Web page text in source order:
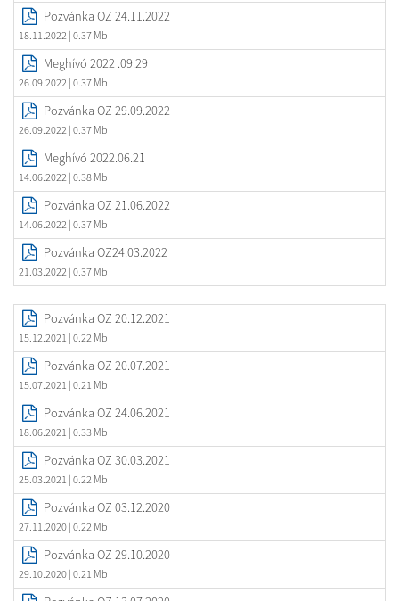
Pozvánka OZ 24.11.2022
18.11.2022 | 0.37 Mb
Meghívó 2022 .09.29
26.09.2022 | 0.37 Mb
Pozvánka OZ 29.09.2022
26.09.2022 | 0.37 Mb
Meghívó 2022.06.21
14.06.2022 | 0.38 Mb
Pozvánka OZ 21.06.2022
14.06.2022 | 0.37 Mb
Pozvánka OZ24.03.2022
21.03.2022 | 0.37 Mb
Pozvánka OZ 20.12.2021
15.12.2021 | 0.22 Mb
Pozvánka OZ 20.07.2021
15.07.2021 | 0.21 Mb
Pozvánka OZ 24.06.2021
18.06.2021 | 0.33 Mb
Pozvánka OZ 30.03.2021
25.03.2021 | 0.22 Mb
Pozvánka OZ 03.12.2020
27.11.2020 | 0.22 Mb
Pozvánka OZ 29.10.2020
29.10.2020 | 0.21 Mb